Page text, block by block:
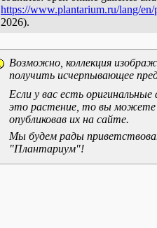
https://www.plantarium.ru/lang/
2026).
Возможно, коллекция
получить исчерпывающее
Если у вас есть
это растение, то вы можете
опубликовав их на сайте.
Мы будем рады
"Плантариум"!